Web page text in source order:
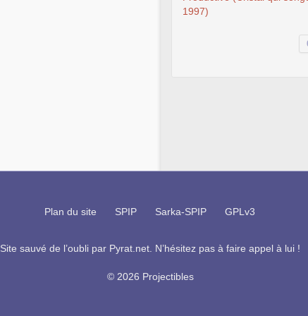
1997)
Plan du site SPIP Sarka-SPIP GPLv3
Site sauvé de l’oubli par Pyrat.net . N’hésitez pas à faire appel à lui !
© 2026 Projectibles